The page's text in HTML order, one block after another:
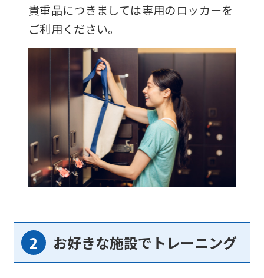
貴重品につきましては専用のロッカーを
ご利用ください。
お好きな施設でトレーニング